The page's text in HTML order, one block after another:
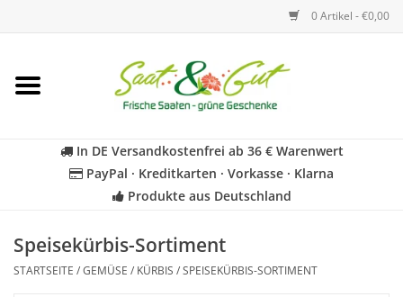
0 Artikel - €0,00
Startseite
Kräuter
In DE Versandkostenfrei ab 36 € Warenwert
PayPal · Kreditkarten · Vorkasse · Klarna
Produkte aus Deutschland
Speisekürbis-Sortiment
STARTSEITE /GEMÜSE / KÜRBIS /SPEISEKÜRBIS-SORTIMENT